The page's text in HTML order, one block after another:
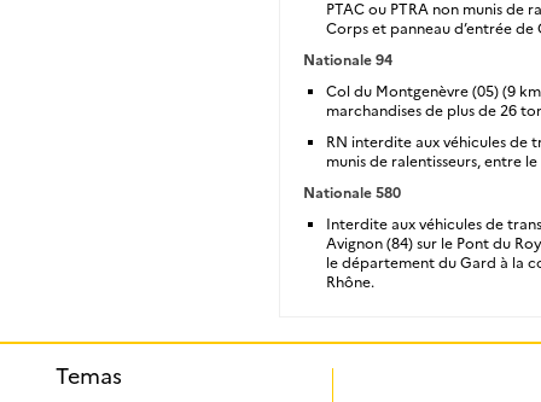
PTAC ou PTRA non munis de
Corps et panneau d’entrée de
Nationale 94
Col du Montgenèvre (05) (9
marchandises de plus de 26
RN interdite aux véhicules de
munis de ralentisseurs, entre
Nationale 580
Interdite aux véhicules de
Avignon (84) sur le Pont du
le département du Gard à la
Rhône.
Temas